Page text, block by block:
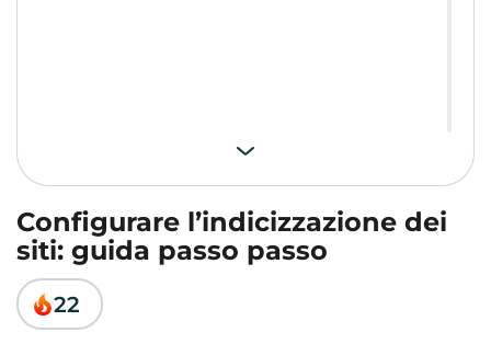
Configurare l’indicizzazione dei
siti: guida passo passo
22